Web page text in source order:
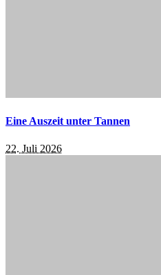
Eine Auszeit unter Tannen
22. Juli 2026